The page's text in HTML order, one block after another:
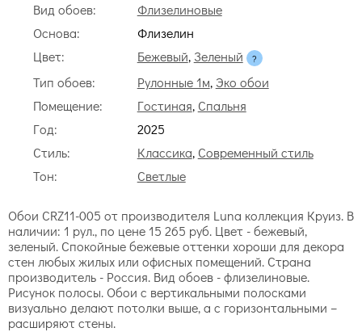
Вид обоев:
Флизелиновые
Основа:
Флизелин
Цвет:
Бежевый, Зеленый
Тип обоев:
Рулонные 1м, Эко обои
Помещение:
Гостиная, Спальня
Год:
2025
Стиль:
Классика, Современный стиль
Тон:
Светлые
Обои CRZ11-005 от производителя Luna коллекция Круиз. В
наличии: 1 рул., по цене 15 265 руб. Цвет - бежевый,
зеленый. Спокойные бежевые оттенки хороши для декора
стен любых жилых или офисных помещений. Страна
производитель - Россия. Вид обоев - флизелиновые.
Рисунок полосы. Обои с вертикальными полосками
визуально делают потолки выше, а с горизонтальными –
расширяют стены.